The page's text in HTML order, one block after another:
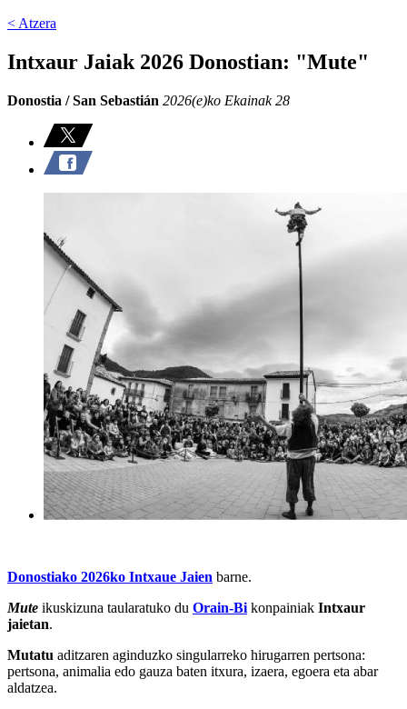
< Atzera
Intxaur Jaiak 2026 Donostian: "Mute"
Donostia / San Sebastián 2026(e)ko Ekainak 28
Donostiako 2026ko Intxaue Jaien barne.
Mute ikuskizuna taularatuko du Orain-Bi konpainiak Intxaur
jaietan.
Mutatu aditzaren aginduzko singularreko hirugarren pertsona:
pertsona, animalia edo gauza baten itxura, izaera, egoera eta abar
aldatzea.